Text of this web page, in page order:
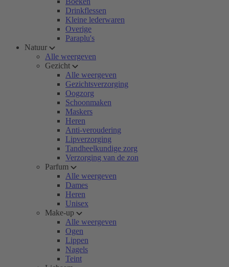
Drinkflessen
Kleine lederwaren
Overige
Paraplu's
Natuur
Alle weergeven
Gezicht
Alle weergeven
Gezichtsverzorging
Oogzorg
Schoonmaken
Maskers
Heren
Anti-veroudering
Lipverzorging
Tandheelkundige zorg
Verzorging van de zon
Parfum
Alle weergeven
Dames
Heren
Unisex
Make-up
Alle weergeven
Ogen
Lippen
Nagels
Teint